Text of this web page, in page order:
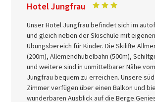
Hotel Jungfrau
Unser Hotel Jungfrau befindet sich im
und gleich neben der Skischule mit
Übungsbereich für Kinder. Die Skilifte
(200m), Allemendhubelbahn (500m),
und weitere sind in unmittelbarer Nähe
Jungfrau bequem zu erreichen. Unsere
Zimmer verfügen über einen Balkon und
wunderbaren Ausblick auf die